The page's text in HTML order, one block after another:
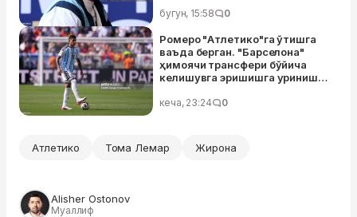
бугун, 15:58 0
Ромеро "Атлетико"га ўтишга
ваъда берган. "Барселона"
ҳимоячи трансфери бўйича
келишувга эришишга уриниши
кеча, 23:24 0
Атлетико Тома Лемар Жирона
Alisher Ostonov
Муаллиф